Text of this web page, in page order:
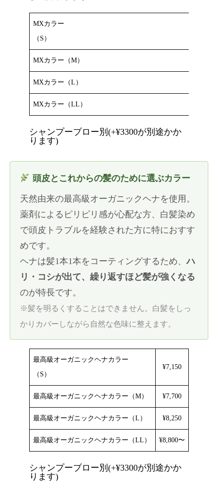
MXカラー
（S）
MXカラー（M）
MXカラー（L）
MXカラー（LL）
シャンプーブロー別(+¥3300が別途かか
ります)
頭皮とこれからの髪のために選ぶカラー
天然由来の最高級オーガニックヘナを使用。
薬剤によるピリピリ感が心配な方、白髪染め
で頭皮トラブルを経験された方に特におすす
めです。
ヘナは髪1本1本をコーティングするため、ハ
リ・コシが出て、繰り返すほど髪が強くなる
のが特長です。
※髪を明るくすることはできません。白髪をしっ
かりカバーしながら自然な色味に整えます。
最高級オーガニックヘナカラー
（S）
¥7,150
最高級オーガニックヘナカラー（M） ¥7,700
最高級オーガニックヘナカラー（L） ¥8,250
最高級オーガニックヘナカラー（LL） ¥8,800〜
シャンプーブロー別(+¥3300が別途かか
ります)